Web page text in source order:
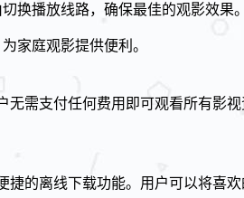
换播放线路，确保最佳的观影效果。
家庭观影提供便利。
需支付任何费用即可观看所有影
的离线下载功能。用户可以将喜